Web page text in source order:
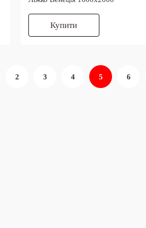
Купити
2 3 4 5 6